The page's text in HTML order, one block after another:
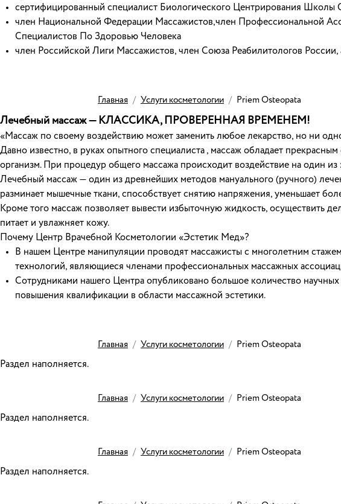
сертифицированный специалист Биологического Центрирования
член Национальной Федерации Массажистов,член Профессиональной
Специалистов По Здоровью Человека
член Российской Лиги Массажистов, член Союза Реабилитологов России,
Главная / Услуги косметологии / Priem Osteopata
Лечебный массаж — КЛАССИКА, ПРОВЕРЕННАЯ ВРЕМЕНЕМ!
«Массаж по своему воздействию может заменить любое лекарство, но ни
Давно известно, в руках опытного специалиста , массаж обладает
организм. При процедур общего массажа происходит воздействие на один
Лечебный массаж — один из древнейших методов мануального (ручного)
разминает мышечные ткани, способствует снятию напряжения, уменьшает
Кроме того массаж позволяет вывести избыточную жидкость, осуществить
питает и увлажняет кожу.
Почему Центр Врачебной Косметологии «Эстетик Мед»?
В нашем Центре манипуляции проводят массажисты с многолетним
технологий, являющиеся членами профессиональных массажных
Сотрудниками нашего Центра опубликовано большое количество
повышения квалификации в области массажной эстетики.
Главная / Услуги косметологии / Priem Osteopata
Раздел наполняется.
Главная / Услуги косметологии / Priem Osteopata
Раздел наполняется.
Главная / Услуги косметологии / Priem Osteopata
Раздел наполняется.